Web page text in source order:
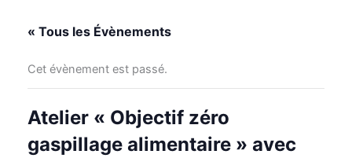
« Tous les Évènements
Cet évènement est passé.
Atelier « Objectif zéro
gaspillage alimentaire » avec